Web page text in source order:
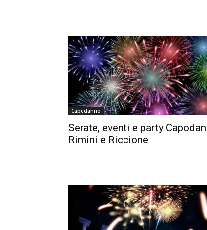
Capodanno
Serate, eventi e party
Rimini e Riccione